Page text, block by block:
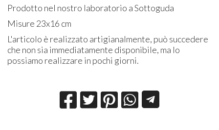
Prodotto nel nostro laboratorio a Sottoguda
Misure 23x16 cm
L'articolo è realizzato artigianalmente, può succedere
che non sia immediatamente disponibile, ma lo
possiamo realizzare in pochi giorni.